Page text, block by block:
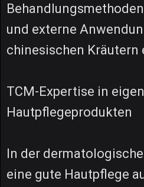
und externe
chinesischen Kräutern
TCM-Expertise in
Hautpflegeprodukten
In der
eine gute Hautpflege